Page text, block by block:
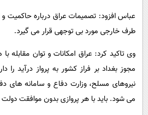
حیات وحش
سیاست خارجی
عباس افزود: تصمیمات عراق درباره حاکمیت
طرف خارجی مورد بی توجهی قرار می گیرد.
وی تاکید کرد: عراق امکانات و توان مقابله
مجوز بغداد بر فراز کشور به پرواز درآید را
نیروهای مسلح، وزارت دفاع و سامانه های
می شود. باید با هر پروازی بدون موافقت